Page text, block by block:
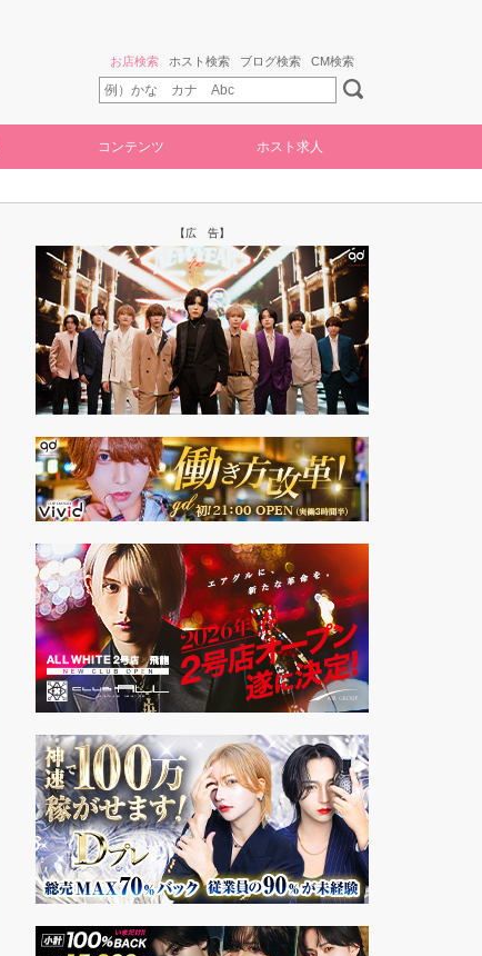
お店検索 ホスト検索 ブログ検索 CM検索
コンテンツ ホスト求人
【広 告】